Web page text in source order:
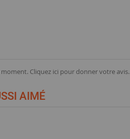
moment. Cliquez ici pour donner votre avis.
AIMÉ